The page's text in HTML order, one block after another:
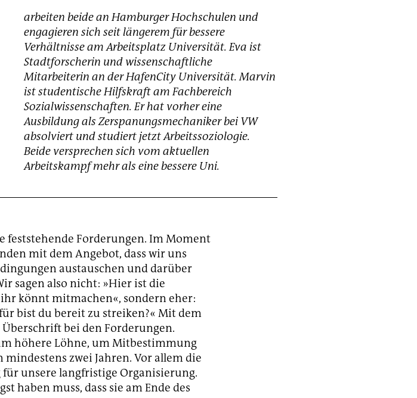
arbeiten beide an Hamburger Hochschulen und
engagieren sich seit längerem für bessere
Verhältnisse am Arbeitsplatz Universität. Eva ist
Stadtforscherin und wissenschaftliche
Mitarbeiterin an der HafenCity Universität. Marvin
ist studentische Hilfskraft am Fachbereich
Sozialwissenschaften. Er hat vorher eine
Ausbildung als Zerspanungsmechaniker bei VW
absolviert und studiert jetzt Arbeitssoziologie.
Beide versprechen sich vom aktuellen
Arbeitskampf mehr als eine bessere Uni.
feststehende Forderungen. Im Moment
mit dem Angebot, dass wir uns
austauschen und darüber
sagen also nicht: »Hier ist die
ihr könnt mitmachen«, sondern eher:
bist du bereit zu streiken?« Mit dem
bei den Forderungen.
höhere Löhne, um Mitbestimmung
zwei Jahren. Vor allem die
unsere langfristige Organisierung.
haben muss, dass sie am Ende des